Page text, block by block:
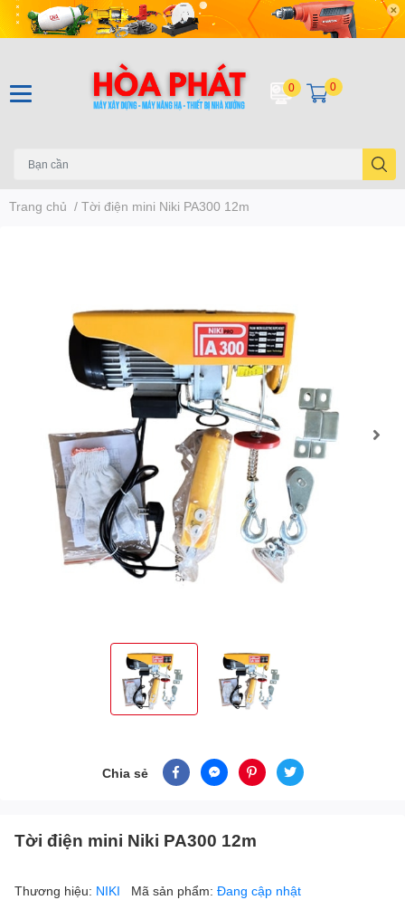
0 0
Trang chủ / Tời điện mini Niki PA300 12m
Chia sẻ
Tời điện mini Niki PA300 12m
Thương hiệu: NIKI Mã sản phẩm: Đang cập nhật